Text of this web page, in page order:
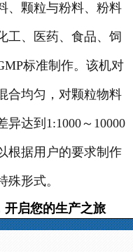
、颗粒与粉料、粉料
工、医药、食品、饲
标准制作。该机对
合均匀，对颗粒物料
达到1:1000～10000
根据用户的要求制作
形式。
开启您的生产之旅